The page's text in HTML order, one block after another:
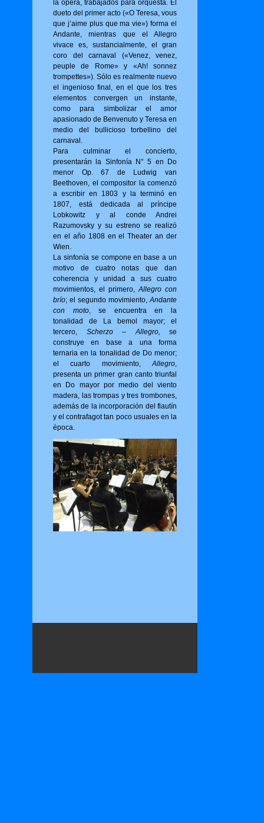
la ópera, trabajados para orquesta. El
dueto del primer acto («O Tere­sa, vous
que j’aime plus que ma vie») for­ma el
Andante, mientras que el Allegro
vivace es, sustancialmente, el gran
coro del carnaval («Venez, venez,
peuple de Rome» y «Ah! sonnez
trompettes»). Sólo es realmente nuevo
el ingenioso final, en el que los tres
elementos convergen un instante,
como para simbolizar el amor
apasionado de Benvenuto y Teresa en
medio del bullicioso torbellino del
carnaval.
Para culminar el concierto,
presentarán la Sinfonía N° 5 en Do
menor Op. 67 de Ludwig van
Beethoven, el compositor la comenzó
a escribir en 1803 y la terminó en
1807, está dedicada al príncipe
Lobkowitz y al conde Andrei
Razumovsky y su estreno se realizó
en el año 1808 en el Theater an der
Wien.
La sinfonía se compone en base a un
motivo de cuatro notas que dan
coherencia y unidad a sus cuatro
movimientos, el primero,Allegro con
brío; el segundo movimiento,Andante
con moto, se encuentra en la
tonalidad de La bemol mayor; el
tercero, Scherzo – Allegro, se
construye en base a una forma
ternaria en la tonalidad de Do menor;
el cuarto movimiento,Allegro,
presenta un primer gran canto triunfal
en Do mayor por medio del viento
madera, las trompas y tres trombones,
además de la incorporación del flautín
y el contrafagot tan poco usuales en la
época.